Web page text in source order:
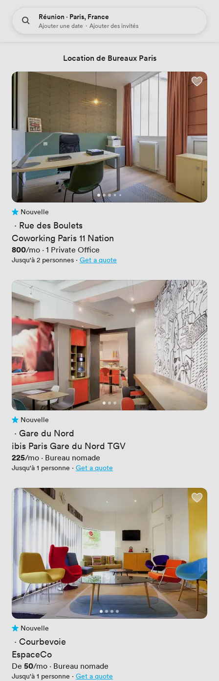
Réunion · Paris, France
Ajouter une date · Ajouter des invités
Location de Bureaux Paris
Pas encore d'avis
Nouvelle
· Rue des Boulets
Coworking Paris 11 Nation
Prix
800/mo · 1 Private Office
Jusqu'à 2 personnes · Get a quote
Pas encore d'avis
Nouvelle
· Gare du Nord
ibis Paris Gare du Nord TGV
Prix
225/mo · Bureau nomade
Jusqu'à 1 personne · Get a quote
Pas encore d'avis
Nouvelle
· Courbevoie
EspaceCo
De Prix
50/mo · Bureau nomade
Jusqu'à 1 personne · Get a quote